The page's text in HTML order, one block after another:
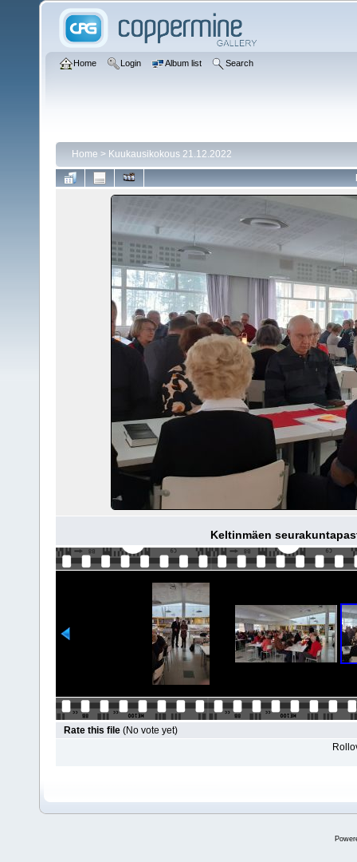
Home Login Album list Search
Home > Kuukausikokous 21.12.2022
Keltinmäen
Rate this file (No vote yet)